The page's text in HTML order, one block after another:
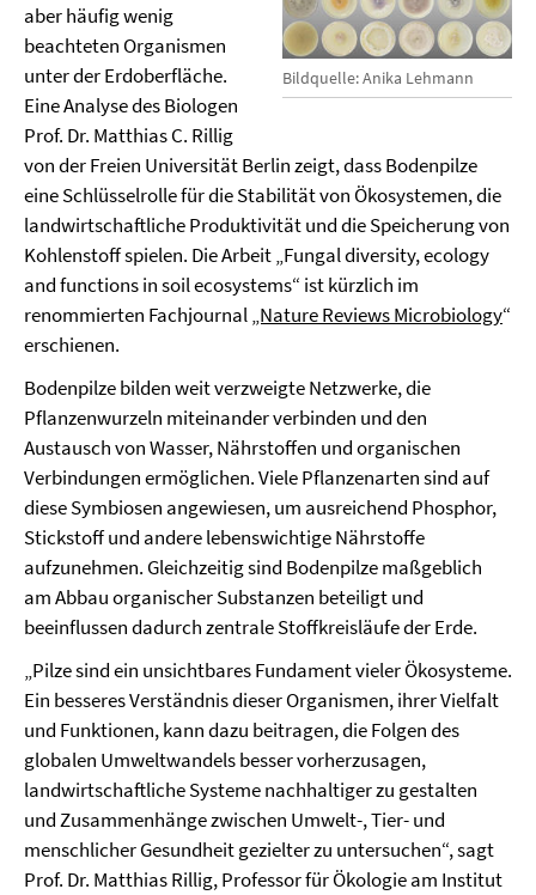
Bildquelle: Anika Lehmann
aber häufig wenig
beachteten Organismen
unter der Erdoberfläche.
Eine Analyse des Biologen
Prof. Dr. Matthias C. Rillig
von der Freien Universität Berlin zeigt, dass Bodenpilze
eine Schlüsselrolle für die Stabilität von Ökosystemen, die
landwirtschaftliche Produktivität und die Speicherung von
Kohlenstoff spielen. Die Arbeit „Fungal diversity, ecology
and functions in soil ecosystems“ ist kürzlich im
renommierten Fachjournal„Nature Reviews Microbiology“
erschienen.
Bodenpilze bilden weit verzweigte Netzwerke, die
Pflanzenwurzeln miteinander verbinden und den
Austausch von Wasser, Nährstoffen und organischen
Verbindungen ermöglichen. Viele Pflanzenarten sind auf
diese Symbiosen angewiesen, um ausreichend Phosphor,
Stickstoff und andere lebenswichtige Nährstoffe
aufzunehmen. Gleichzeitig sind Bodenpilze maßgeblich
am Abbau organischer Substanzen beteiligt und
beeinflussen dadurch zentrale Stoffkreisläufe der Erde.
„Pilze sind ein unsichtbares Fundament vieler Ökosysteme.
Ein besseres Verständnis dieser Organismen, ihrer Vielfalt
und Funktionen, kann dazu beitragen, die Folgen des
globalen Umweltwandels besser vorherzusagen,
landwirtschaftliche Systeme nachhaltiger zu gestalten
und Zusammenhänge zwischen Umwelt-, Tier- und
menschlicher Gesundheit gezielter zu untersuchen“, sagt
Prof. Dr. Matthias Rillig, Professor für Ökologie am Institut